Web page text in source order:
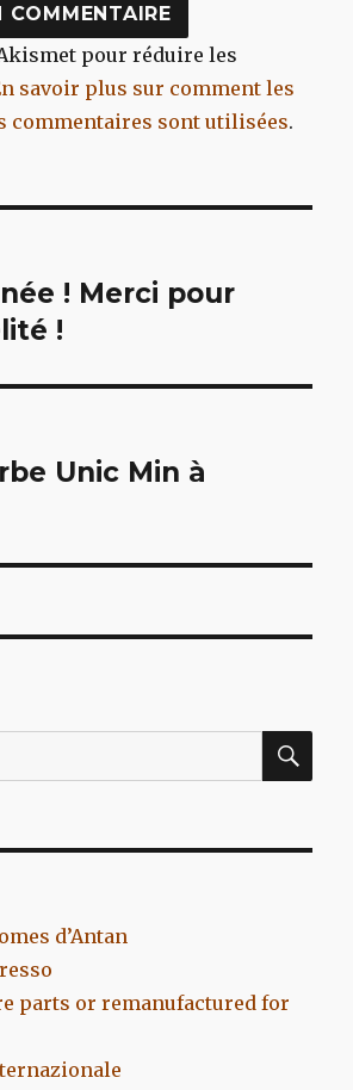
pour réduire les
savoir plus sur comment les
commentaires sont utilisées.
! Merci pour
!
Unic Min à
d’Antan
parts or remanufactured for